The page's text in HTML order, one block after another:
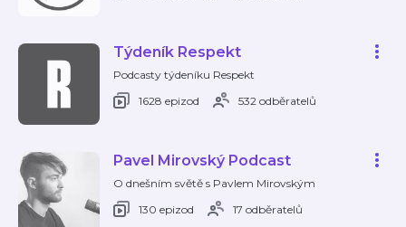
Týdeník Respekt
Podcasty týdeníku Respekt
1628 epizod
532 odběratelů
Pavel Mirovský Podcast
O dnešním světě s Pavlem Mirovským
130 epizod
17 odběratelů